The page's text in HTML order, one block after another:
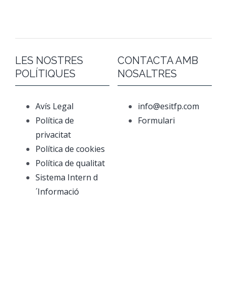
LES NOSTRES
POLÍTIQUES
Avís Legal
Política de
privacitat
Política de cookies
Política de qualitat
Sistema Intern d
´Informació
CONTACTA AMB
NOSALTRES
info@esitfp.com
Formulari